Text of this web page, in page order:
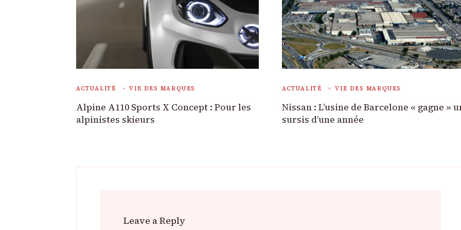
ACTUALITÉ VIE DES MARQUES
Alpine A110 Sports X Concept : Pour les
alpinistes skieurs
ACTUALITÉ VIE DES MARQUES
Nissan : L’usine de Barcelone « gagne »
sursis d’une année
Leave a Reply